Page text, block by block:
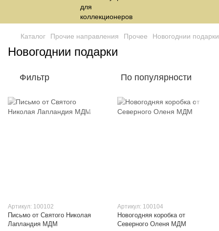
Каталог Прочие направления Прочее Новогоднии подарки
Новогоднии подарки
Фильтр По популярности
Артикул: 100102
Письмо от Святого Николая
Лапландия МДМ
Артикул: 100104
Новогодняя коробка от
Северного Оленя МДМ